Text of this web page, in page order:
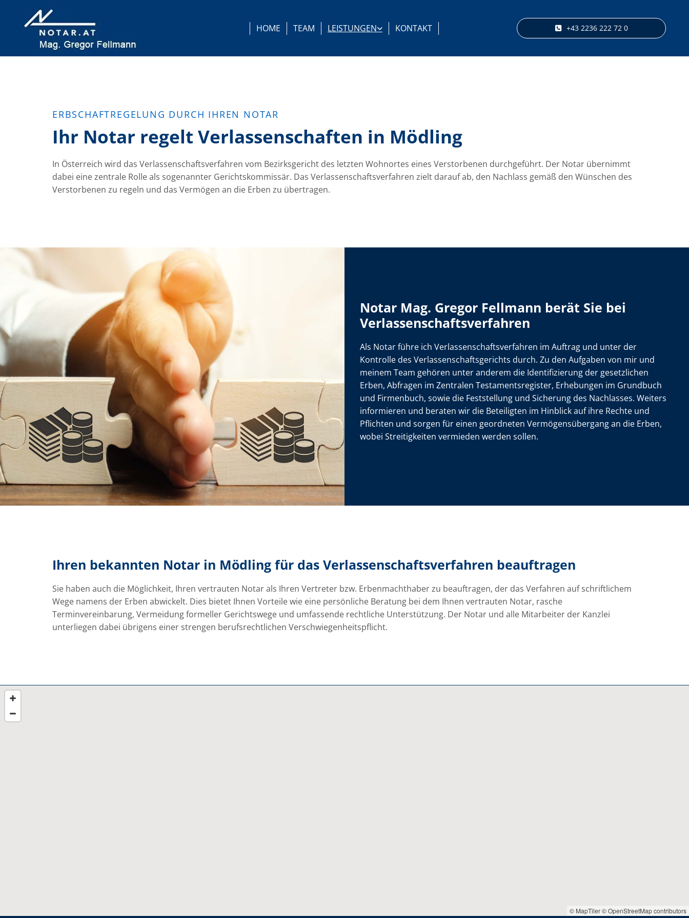
HOME TEAM LEISTUNGEN KONTAKT +43 2236 222 72 0
ERBSCHAFTREGELUNG DURCH IHREN NOTAR
Ihr Notar regelt Verlassenschaften in Mödling
In Österreich wird das Verlassenschaftsverfahren vom Bezirksgericht des letzten Wohnortes eines Verstorbenen durchgeführt. Der Notar übernimmt
dabei eine zentrale Rolle als sogenannter Gerichtskommissär. Das Verlassenschaftsverfahren zielt darauf ab, den Nachlass gemäß den Wünschen des
Verstorbenen zu regeln und das Vermögen an die Erben zu übertragen.
Notar Mag. Gregor Fellmann berät Sie bei
Verlassenschaftsverfahren
Als Notar führe ich Verlassenschaftsverfahren im Auftrag und unter der
Kontrolle des Verlassenschaftsgerichts durch. Zu den Aufgaben von mir und
meinem Team gehören unter anderem die Identifizierung der gesetzlichen
Erben, Abfragen im Zentralen Testamentsregister, Erhebungen im Grundbuch
und Firmenbuch, sowie die Feststellung und Sicherung des Nachlasses. Weiters
informieren und beraten wir die Beteiligten im Hinblick auf ihre Rechte und
Pflichten und sorgen für einen geordneten Vermögensübergang an die Erben,
wobei Streitigkeiten vermieden werden sollen.
Ihren bekannten Notar in Mödling für das Verlassenschaftsverfahren beauftragen
Sie haben auch die Möglichkeit, Ihren vertrauten Notar als Ihren Vertreter bzw. Erbenmachthaber zu beauftragen, der das Verfahren auf schriftlichem
Wege namens der Erben abwickelt. Dies bietet Ihnen Vorteile wie eine persönliche Beratung bei dem Ihnen vertrauten Notar, rasche
Terminvereinbarung, Vermeidung formeller Gerichtswege und umfassende rechtliche Unterstützung. Der Notar und alle Mitarbeiter der Kanzlei
unterliegen dabei übrigens einer strengen berufsrechtlichen Verschwiegenheitspflicht.
© MapTiler© OpenStreetMap contributors